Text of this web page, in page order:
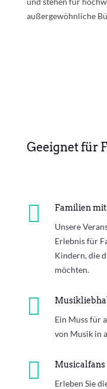
außergewöhnliche
Geeignet für
 Familien
Unsere
Erlebnis für
Kindern, die
möchten.

Ein Muss für
von Musik in
 Musicalfans
Erleben Sie